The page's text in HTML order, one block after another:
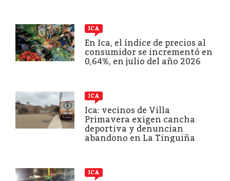
ICA
En Ica, el índice de precios al
consumidor se incrementó en
0,64%, en julio del año 2026
ICA
Ica: vecinos de Villa
Primavera exigen cancha
deportiva y denuncian
abandono en La Tinguiña
ICA